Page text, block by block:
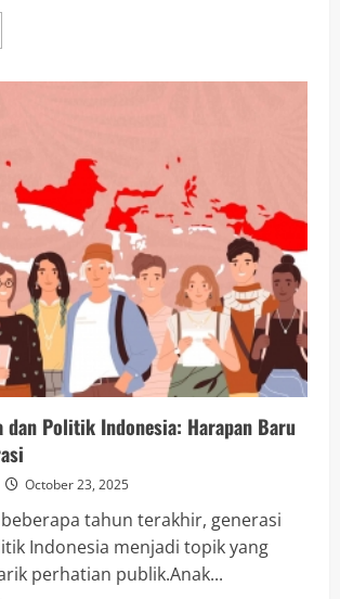
dan Politik Indonesia: Harapan Baru
October 23, 2025
tahun terakhir, generasi
Indonesia menjadi topik yang
perhatian publik.Anak...